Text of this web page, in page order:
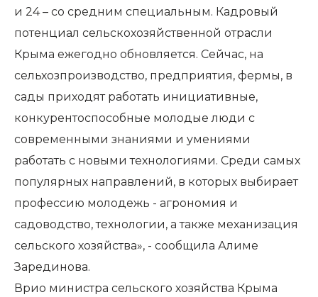
и 24 – со средним специальным. Кадровый
потенциал сельскохозяйственной отрасли
Крыма ежегодно обновляется. Сейчас, на
сельхозпроизводство, предприятия, фермы, в
сады приходят работать инициативные,
конкурентоспособные молодые люди с
современными знаниями и умениями
работать с новыми технологиями. Среди самых
популярных направлений, в которых выбирает
профессию молодежь - агрономия и
садоводство, технологии, а также механизация
сельского хозяйства», - сообщила Алиме
Зарединова.
Врио министра сельского хозяйства Крыма